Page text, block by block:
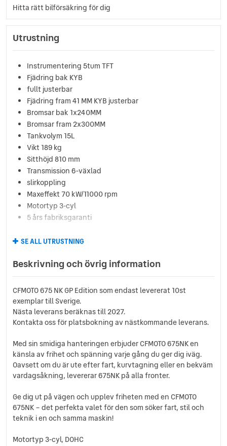
Hitta rätt bilförsäkring för dig
Utrustning
Instrumentering 5tum TFT
Fjädring bak KYB
fullt justerbar
Fjädring fram 41 MM KYB justerbar
Bromsar bak 1x240MM
Bromsar fram 2x300MM
Tankvolym 15L
Vikt 189 kg
Sitthöjd 810 mm
Transmission 6-växlad
slirkoppling
Maxeffekt 70 kW/11000 rpm
Motortyp 3-cyl
5 års fabriksgaranti
SE ALL UTRUSTNING
Beskrivning och övrig information
CFMOTO 675 NK GP Edition som endast levererat 10st
exemplar till Sverige.
Nästa leverans beräknas till 2027.
Kontakta oss för platsbokning av nästkommande leverans.
Med sin smidiga hanteringen erbjuder CFMOTO 675NK en
känsla av frihet och spänning varje gång du ger dig iväg.
Oavsett om du är ute efter fart, kurvtagning eller en bekväm
vardagsåkning, levererar 675NK på alla fronter.
Ge dig ut på vägen och upplev friheten med en CFMOTO
675NK – det perfekta valet för den som söker fart, stil och
teknik i en och samma maskin!
Motortyp 3-cyl, DOHC